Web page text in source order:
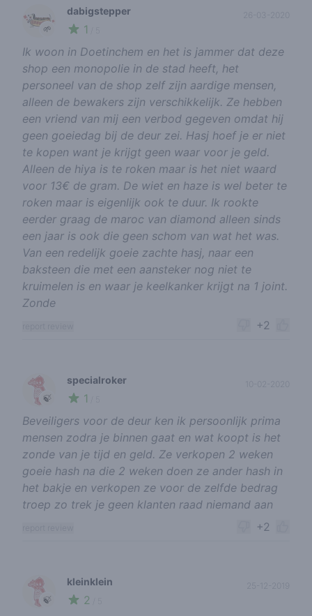
🌱
dabigstepper
1
26-03-2020
Ik woon in Doetinchem en het is jammer dat deze
shop een monopolie in de stad heeft, het
personeel van de shop zelf zijn aardige mensen,
alleen de bewakers zijn verschikkelijk. Ze hebben
een vriend van mij een verbod gegeven omdat hij
geen goeiedag bij de deur zei. Hasj hoef je er niet
te kopen want je krijgt geen waar voor je geld.
Alleen de hiya is te roken maar is het niet waard
voor 13€ de gram. De wiet en haze is wel beter te
roken maar is eigenlijk ook te duur. Ik rookte
eerder graag de maroc van diamond alleen sinds
een jaar is ook die geen schom van wat het was.
Van een redelijk goeie zachte hasj, naar een
baksteen die met een aansteker nog niet te
kruimelen is en waar je keelkanker krijgt na 1 joint.
Zonde
+2
🍃
specialroker
1
Beveiligers voor de deur ken ik persoonlijk prima
mensen zodra je binnen gaat en wat koopt is het
zonde van je tijd en geld. Ze verkopen 2 weken
goeie hash na die 2 weken doen ze ander hash in
het bakje en verkopen ze voor de zelfde bedrag
troep zo trek je geen klanten raad niemand aan
+2
🍃
kleinklein
2